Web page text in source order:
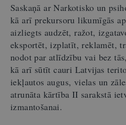
Saskaņā ar Narkotisko un
kā arī prekursoru likumīgās
aizliegts audzēt, ražot,
eksportēt, izplatīt, reklamēt,
nodot par atlīdzību vai bez
kā arī sūtīt cauri Latvijas
iekļautos augus, vielas un
atrunāta kārtība II sarakstā
izmantošanai.